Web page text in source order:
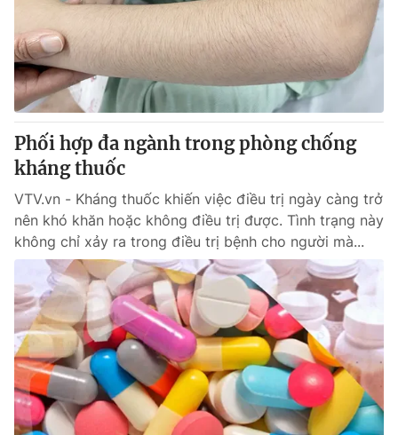
Thị trường
Tư vấn
Lịch phát sóng
Chuyên mục khác
Emagazine Podcast
Photo Infographic
Video Shorts video
VTV Money VTV Thể thao
VTV Sức khoẻ Bất động sản
Thị trường 24h Tấm lòng Việt
Phối hợp đa ngành trong phòng chống
kháng thuốc
VTV.vn - Kháng thuốc khiến việc điều trị ngày càng trở
nên khó khăn hoặc không điều trị được. Tình trạng này
không chỉ xảy ra trong điều trị bệnh cho người mà...